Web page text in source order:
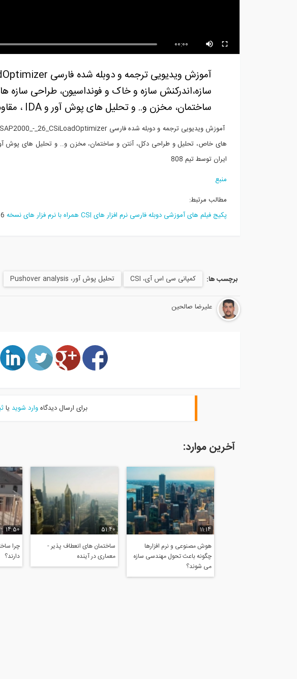
00:00
سازه،اندرکنش سازه و خاک و فونداسیون، طراحی
ساختمان، مخزن و.. و تحلیل های پوش آور و IDA ، مقاوم سازی و بهسازی لرزه ها و ...)
ایران توسط تیم 808
منبع
مطالب مرتبط:
پکیج فیلم های آموزشی دوبله فارسی نرم افزار های CSI همراه با نرم فزار های نسخه
برچسب ها: کمپانی سی اس آی، CSI تحلیل پوش آور، Pushover analysis
علیرضا صالحین
برای ارسال دیدگاهوارد شوید یا
آخرین موارد:
11:14
هوش مصنوعی و نرم افزارها
چگونه باعث تحول مهندسی سازه
می شوند؟
51:40
ساختمان های انعطاف پذیر -
معماری در آینده
14:50
چرا
دارند؟